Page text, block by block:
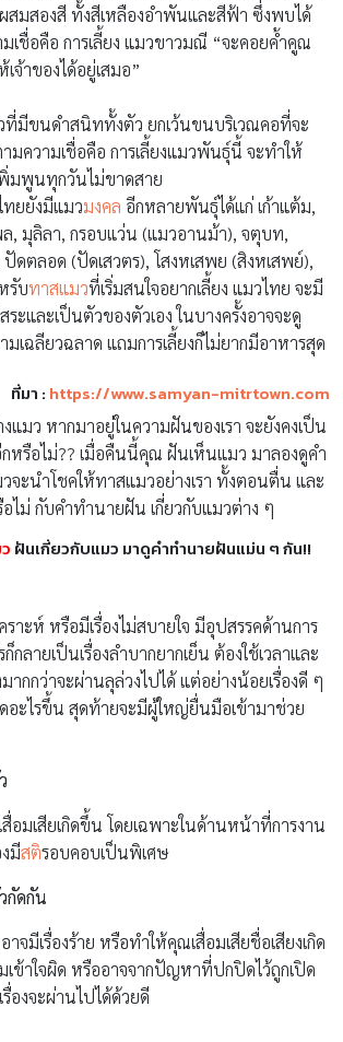
มสองสี ทั้งสีเหลืองอำพันและสีฟ้า ซึ่งพบได้
เชื่อคือ การเลี้ยง แมวขาวมณี “จะคอยค้ำคูณ
จ้าของได้อยู่เสมอ”
ที่มีขนดำสนิททั้งตัว ยกเว้นขนบริเวณคอที่จะ
มความเชื่อคือ การเลี้ยงแมวพันธุ์นี้ จะทำให้
มพูนทุกวันไม่ขาดสาย
ทยยังมีแมวมงคล อีกหลายพันธุ์ได้แก่ เก้าแต้ม,
, มุลิลา, กรอบแว่น (แมวอานม้า), จตุบท,
ปัดตลอด (ปัดเสวตร), โสงหเสพย (สิงหเสพย์),
รับทาสแมวที่เริ่มสนใจอยากเลี้ยง แมวไทย จะมี
ะและเป็นตัวของตัวเอง ในบางครั้งอาจจะดู
เฉลียวฉลาด แถมการเลี้ยงก็ไม่ยากมีอาหารสุด
ที่มา : https://www.samyan-mitrtown.com
แมว หากมาอยู่ในความฝันของเรา จะยังคงเป็น
หรือไม่?? เมื่อคืนนี้คุณ ฝันเห็นแมว มาลองดูคำ
ะนำโชคให้ทาสแมวอย่างเรา ทั้งตอนตื่น และ
ไม่ กับคำทำนายฝัน เกี่ยวกับแมวต่าง ๆ
ฝันเกี่ยวกับแมว มาดูคำทำนายฝันแม่น ๆ กัน!!
าะห์ หรือมีเรื่องไม่สบายใจ มีอุปสรรคด้านการ
กลายเป็นเรื่องลำบากยากเย็น ต้องใช้เวลาและ
กกว่าจะผ่านลุล่วงไปได้ แต่อย่างน้อยเรื่องดี ๆ
ดอะไรขึ้น สุดท้ายจะมีผู้ใหญ่ยื่นมือเข้ามาช่วย
สื่อมเสียเกิดขึ้น โดยเฉพาะในด้านหน้าที่การงาน
มีสติรอบคอบเป็นพิเศษ
กัดกัน
จมีเรื่องร้าย หรือทำให้คุณเสื่อมเสียชื่อเสียงเกิด
เข้าใจผิด หรืออาจจากปัญหาที่ปกปิดไว้ถูกเปิด
องจะผ่านไปได้ด้วยดี